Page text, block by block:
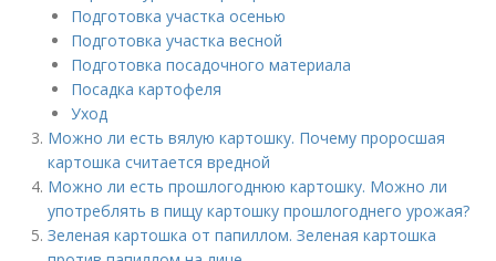
Подготовка участка осенью
Подготовка участка весной
Подготовка посадочного материала
Посадка картофеля
Уход
Можно ли есть вялую картошку. Почему проросшая
картошка считается вредной
Можно ли есть прошлогоднюю картошку. Можно ли
употреблять в пищу картошку прошлогоднего урожая?
Зеленая картошка от папиллом. Зеленая картошка